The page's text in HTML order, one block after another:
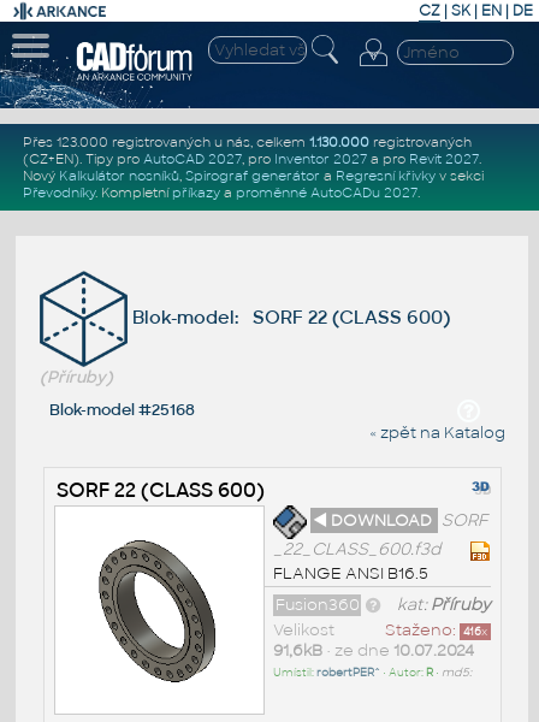
CZ | SK| EN | DE
Přes 123.000 registrovaných u nás, celkem 1.130.000registrovaných
(CZ+EN). Tipy pro AutoCAD 2027, pro Inventor 2027a pro Revit 2027.
Nový Kalkulátor nosníků, Spirograf generátor a Regresní křivkyv sekci
Převodníky. Kompletní příkazya proměnné AutoCADu 2027.
Blok-model: SORF 22 (CLASS 600)
(Příruby)
Blok-model #25168
« zpět na Katalog
SORF 22 (CLASS 600)
◄ DOWNLOAD SORF
_22_CLASS_600.f3d
FLANGE ANSI B16.5
kat:Příruby
Fusion360
Staženo: 416x
Velikost
91,6kB• ze dne 10.07.2024
Umístil:robertPER^ • Autor: R• md5: